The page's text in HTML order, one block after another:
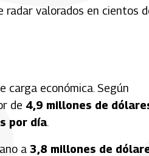
radar valorados en cientos
carga económica. Según
de 4,9 millones de
por día.
a 3,8 millones de